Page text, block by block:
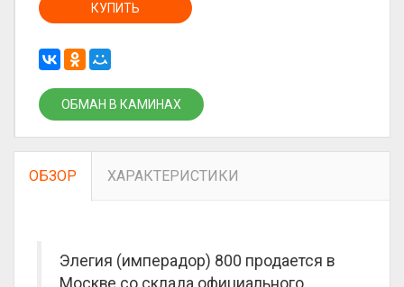
КУПИТЬ
ОБМАН В КАМИНАХ
ОБЗОР ХАРАКТЕРИСТИКИ
Элегия (имперадор) 800 продается в
Москве со склада официального